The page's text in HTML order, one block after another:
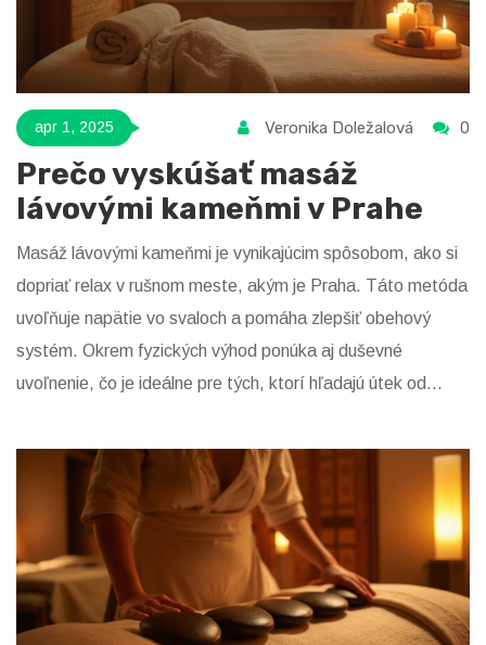
apr 1, 2025 Veronika Doležalová 0
Prečo vyskúšať masáž
lávovými kameňmi v Prahe
Masáž lávovými kameňmi je vynikajúcim spôsobom, ako si
dopriať relax v rušnom meste, akým je Praha. Táto metóda
uvoľňuje napätie vo svaloch a pomáha zlepšiť obehový
systém. Okrem fyzických výhod ponúka aj duševné
uvoľnenie, čo je ideálne pre tých, ktorí hľadajú útek od
prebieha a kde ju nájsť v Prahe.